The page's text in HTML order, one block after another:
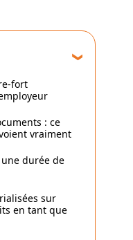
fort
: ce
vraiment
une durée de
sur
en tant que